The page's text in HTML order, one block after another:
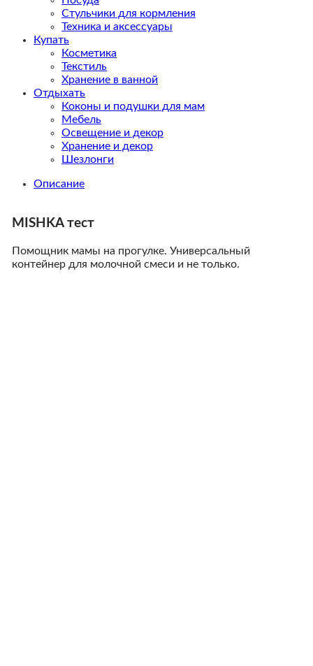
Стульчики для кормления
Техника и аксессуары
Купать
Косметика
Текстиль
Хранение в ванной
Отдыхать
Коконы и подушки для мам
Мебель
Освещение и декор
Хранение и декор
Шезлонги
Описание
MISHKA тест
Помощник мамы на прогулке. Универсальный
контейнер для молочной смеси и не только.